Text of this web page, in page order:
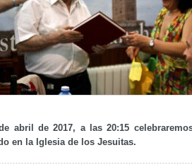
abril de 2017, a las 20:15
en la Iglesia de los Jesuitas.